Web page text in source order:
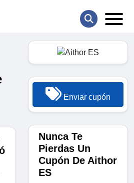
Enviar cupón
Nunca Te
Pierdas Un
Cupón De Aithor
ES